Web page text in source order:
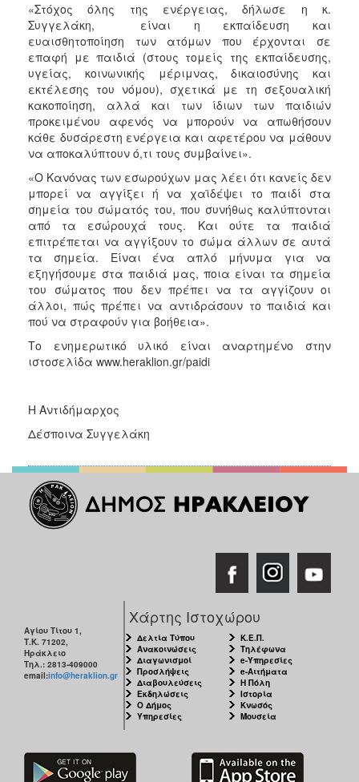
«Στόχος όλης της ενέργειας, δήλωσε η κ.
Συγγελάκη, είναι η εκπαίδευση και
ευαισθητοποίηση των ατόμων που έρχονται σε
επαφή με παιδιά (στους τομείς της εκπαίδευσης,
υγείας, κοινωνικής μέριμνας, δικαιοσύνης και
εκτέλεσης του νόμου), σχετικά με τη σεξουαλική
κακοποίηση, αλλά και των ίδιων των παιδιών
προκειμένου αφενός να μπορούν να απωθήσουν
κάθε δυσάρεστη ενέργεια και αφετέρου να μάθουν
να αποκαλύπτουν ό,τι τους συμβαίνει».
«Ο Κανόνας των εσωρούχων μας λέει ότι κανείς δεν
μπορεί να αγγίξει ή να χαϊδέψει το παιδί στα
σημεία του σώματός του, που συνήθως καλύπτονται
από τα εσώρουχά τους. Και ούτε τα παιδιά
επιτρέπεται να αγγίξουν το σώμα άλλων σε αυτά
τα σημεία. Είναι ένα απλό μήνυμα για να
εξηγήσουμε στα παιδιά μας, ποια είναι τα σημεία
του σώματος που δεν πρέπει να τα αγγίζουν οι
άλλοι, πώς πρέπει να αντιδράσουν το παιδιά και
πού να στραφούν για βοήθεια».
Το ενημερωτικό υλικό είναι αναρτημένο στην
ιστοσελίδα www.heraklion.gr/paidi
Η Αντιδήμαρχος
Δέσποινα Συγγελάκη
Αγίου Τίτου 1,
Τ.Κ. 71202,
Ηράκλειο
Τηλ.: 2813-409000
email:info@heraklion.gr
Χάρτης Ιστοχώρου
Δελτία Τύπου
Ανακοινώσεις
Διαγωνισμοί
Προσλήψεις
Διαβουλεύσεις
Εκδηλώσεις
Ο Δήμος
Υπηρεσίες
Κ.Ε.Π.
Τηλέφωνα
e-Υπηρεσίες
e-Αιτήματα
Η Πόλη
Ιστορία
Κνωσός
Μουσεία